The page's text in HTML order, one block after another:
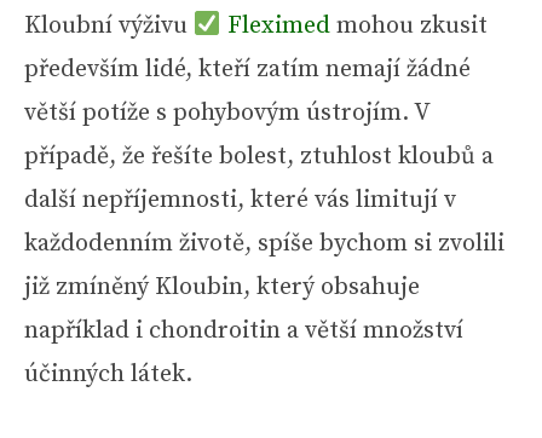
Kloubní výživu Fleximedmohou zkusit
především lidé, kteří zatím nemají žádné
větší potíže s pohybovým ústrojím. V
případě, že řešíte bolest, ztuhlost kloubů a
další nepříjemnosti, které vás limitují v
každodenním životě, spíše bychom si zvolili
již zmíněný Kloubin, který obsahuje
například i chondroitin a větší množství
účinných látek.